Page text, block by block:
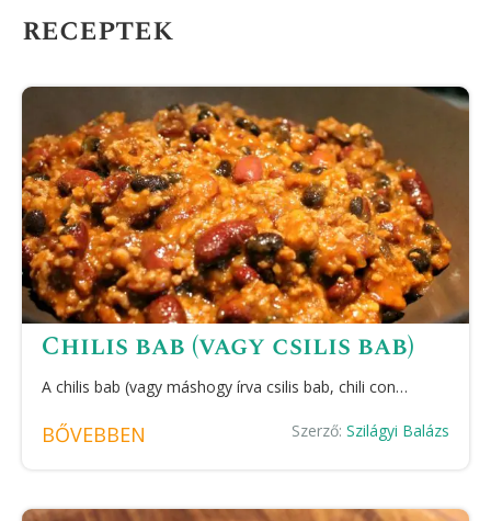
receptek
Chilis bab (vagy csilis bab)
A chilis bab (vagy máshogy írva csilis bab, chili con…
BŐVEBBEN Szerző: Szilágyi Balázs